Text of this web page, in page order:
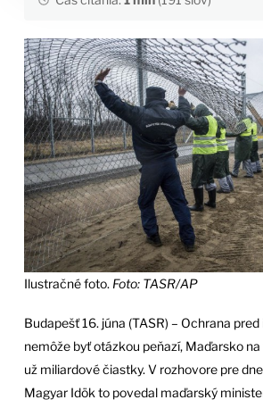
Ilustračné foto. Foto: TASR/AP
Budapešť 16. júna (TASR) – Ochrana
nemôže byť otázkou peňazí, Maďarsko
už miliardové čiastky. V rozhovore pre
Magyar Idök to povedal maďarský